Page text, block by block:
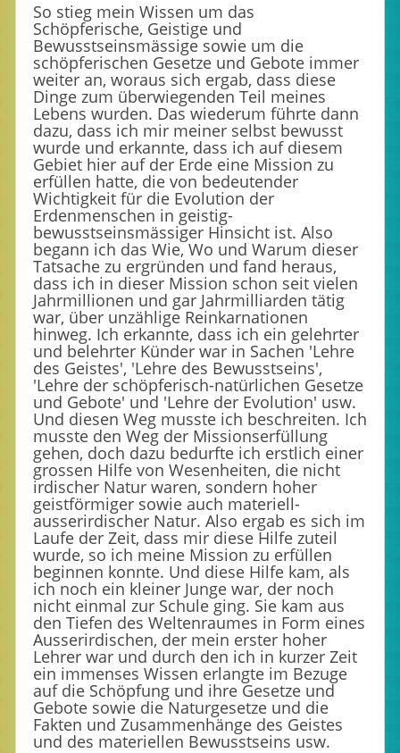
So stieg mein Wissen um das
Schöpferische, Geistige und
Bewusstseinsmässige sowie um die
schöpferischen Gesetze und Gebote immer
weiter an, woraus sich ergab, dass diese
Dinge zum überwiegenden Teil meines
Lebens wurden. Das wiederum führte dann
dazu, dass ich mir meiner selbst bewusst
wurde und erkannte, dass ich auf diesem
Gebiet hier auf der Erde eine Mission zu
erfüllen hatte, die von bedeutender
Wichtigkeit für die Evolution der
Erdenmenschen in geistig-
bewusstseinsmässiger Hinsicht ist. Also
begann ich das Wie, Wo und Warum dieser
Tatsache zu ergründen und fand heraus,
dass ich in dieser Mission schon seit vielen
Jahrmillionen und gar Jahrmilliarden tätig
war, über unzählige Reinkarnationen
hinweg. Ich erkannte, dass ich ein gelehrter
und belehrter Künder war in Sachen 'Lehre
des Geistes', 'Lehre des Bewusstseins',
'Lehre der schöpferisch-natürlichen Gesetze
und Gebote' und 'Lehre der Evolution' usw.
Und diesen Weg musste ich beschreiten. Ich
musste den Weg der Missionserfüllung
gehen, doch dazu bedurfte ich erstlich einer
grossen Hilfe von Wesenheiten, die nicht
irdischer Natur waren, sondern hoher
geistförmiger sowie auch materiell-
ausserirdischer Natur. Also ergab es sich im
Laufe der Zeit, dass mir diese Hilfe zuteil
wurde, so ich meine Mission zu erfüllen
beginnen konnte. Und diese Hilfe kam, als
ich noch ein kleiner Junge war, der noch
nicht einmal zur Schule ging. Sie kam aus
den Tiefen des Weltenraumes in Form eines
Ausserirdischen, der mein erster hoher
Lehrer war und durch den ich in kurzer Zeit
ein immenses Wissen erlangte im Bezuge
auf die Schöpfung und ihre Gesetze und
Gebote sowie die Naturgesetze und die
Fakten und Zusammenhänge des Geistes
und des materiellen Bewusstseins usw.